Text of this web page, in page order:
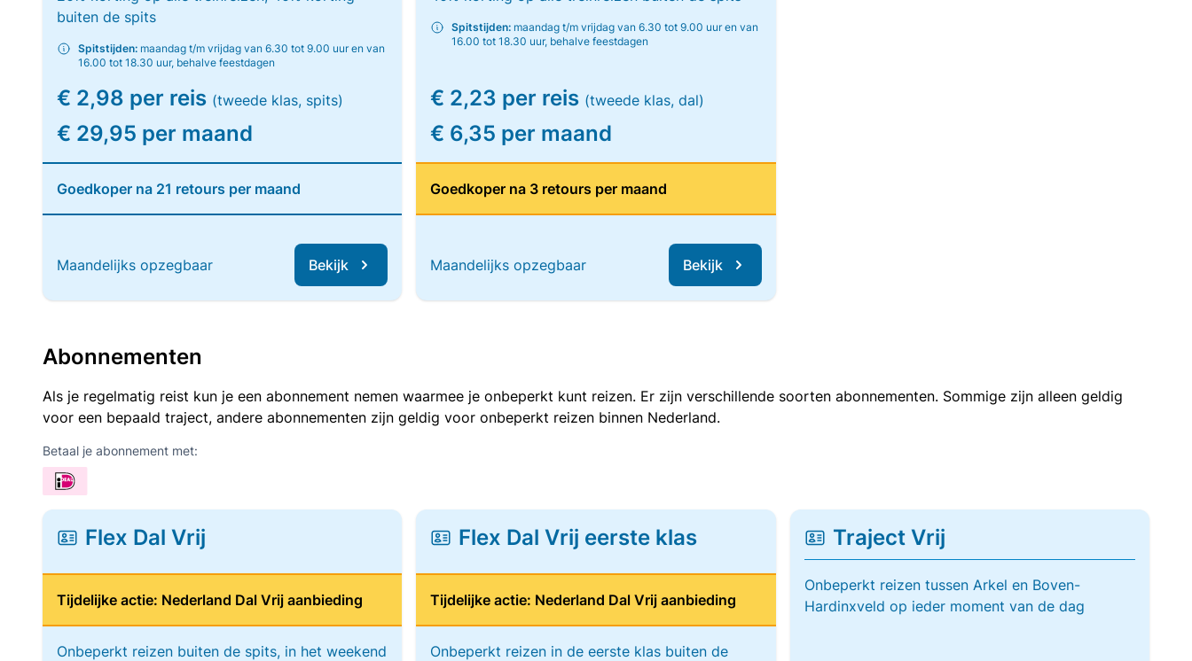
buiten de spits
Spitstijden: maandag t/m vrijdag van 6.30 tot 9.00 uur en van
16.00 tot 18.30 uur, behalve feestdagen
€ 2,98 per reis (tweede klas, spits)
€ 29,95 per maand
Goedkoper na 21 retours per maand
Maandelijks opzegbaar Bekijk
Spitstijden: maandag t/m vrijdag van 6.30 tot 9.00 uur en van
16.00 tot 18.30 uur, behalve feestdagen
€ 2,23 per reis (tweede klas, dal)
€ 6,35 per maand
Goedkoper na 3 retours per maand
Maandelijks opzegbaar Bekijk
Abonnementen
Als je regelmatig reist kun je een abonnement nemen waarmee je onbeperkt kunt reizen. Er zijn verschillende soorten abonnementen. Sommige zijn alleen geldig
voor een bepaald traject, andere abonnementen zijn geldig voor onbeperkt reizen binnen Nederland.
Betaal je abonnement met:
Flex Dal Vrij
Tijdelijke actie: Nederland Dal Vrij aanbieding
Onbeperkt reizen buiten de spits, in het weekend
Flex Dal Vrij eerste klas
Tijdelijke actie: Nederland Dal Vrij aanbieding
Onbeperkt reizen in de eerste klas buiten de
Traject Vrij
Onbeperkt reizen tussen Arkel en Boven-
Hardinxveld op ieder moment van de dag